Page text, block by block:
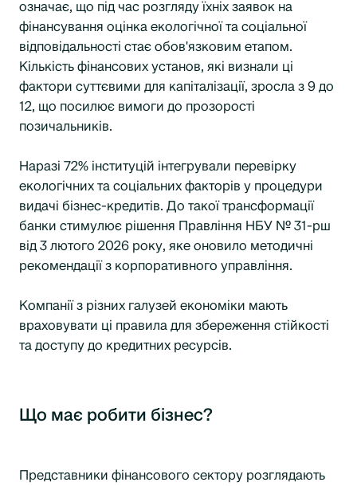
означає, що під час розгляду їхніх заявок на
фінансування оцінка екологічної та соціальної
відповідальності стає обов'язковим етапом.
Кількість фінансових установ, які визнали ці
фактори суттєвими для капіталізації, зросла з 9 до
12, що посилює вимоги до прозорості
позичальників.
Наразі 72% інституцій інтегрували перевірку
екологічних та соціальних факторів у процедури
видачі бізнес-кредитів. До такої трансформації
банки стимулює рішення Правління НБУ № 31-рш
від 3 лютого 2026 року, яке оновило методичні
рекомендації з корпоративного управління.
Компанії з різних галузей економіки мають
враховувати ці правила для збереження стійкості
та доступу до кредитних ресурсів.
Що має робити бізнес?
Представники фінансового сектору розглядають